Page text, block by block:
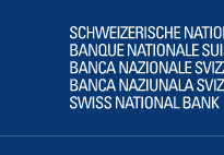
Logo